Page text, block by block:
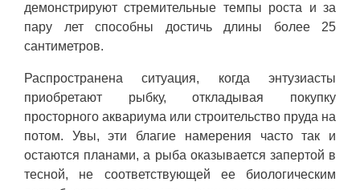
демонстрируют стремительные темпы роста и за
пару лет способны достичь длины более 25
сантиметров.
Распространена ситуация, когда энтузиасты
приобретают рыбку, откладывая покупку
просторного аквариума или строительство пруда на
потом. Увы, эти благие намерения часто так и
остаются планами, а рыба оказывается запертой в
тесной, не соответствующей ее биологическим